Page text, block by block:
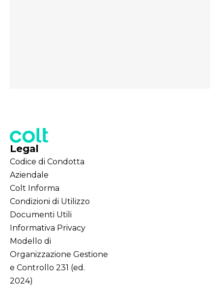
Legal
Codice di Condotta
Aziendale
Colt Informa
Condizioni di Utilizzo
Documenti Utili
Informativa Privacy
Modello di
Organizzazione Gestione
e Controllo 231 (ed.
2024)